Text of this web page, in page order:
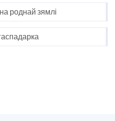
роднай зямлі